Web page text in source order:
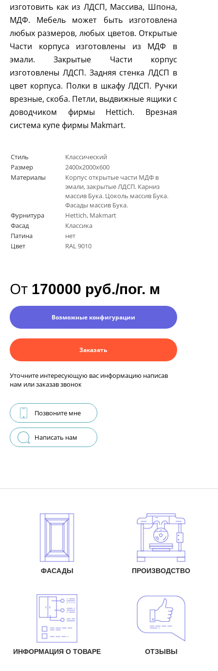
изготовить как из ЛДСП, Массива, Шпона,
МДФ. Мебель может быть изготовлена
любых размеров, любых цветов. Открытые
Части корпуса изготовлены из МДФ в
эмали. Закрытые Части корпус
изготовлены ЛДСП. Задняя стенка ЛДСП в
цвет корпуса. Полки в шкафу ЛДСП. Ручки
врезные, скоба. Петли, выдвижные ящики c
доводчиком фирмы Hettich. Врезная
система купе фирмы Makmart.
Стиль
Классический
Размер
2400х2000х600
Материалы
Корпус открытые части МДФ в
эмали, закрытые ЛДСП. Карниз
массив Бука. Цоколь массив Бука.
Фасады массив Бука.
Фурнитура
Hettich, Makmart
Фасад
Классика
Патина
нет
Цвет
RAL 9010
От 170000 руб./пог. м
Возможные конфигурации
Заказать
Уточните интересующую вас информацию написав
нам или заказав звонок
Позвоните мне
Написать нам
ФАСАДЫ ПРОИЗВОДСТВО
ИНФОРМАЦИЯ О ТОВАРЕ ОТЗЫВЫ